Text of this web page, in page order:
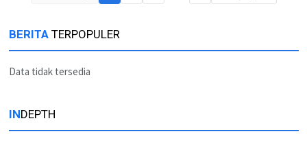
BERITA TERPOPULER
Data tidak tersedia
INDEPTH